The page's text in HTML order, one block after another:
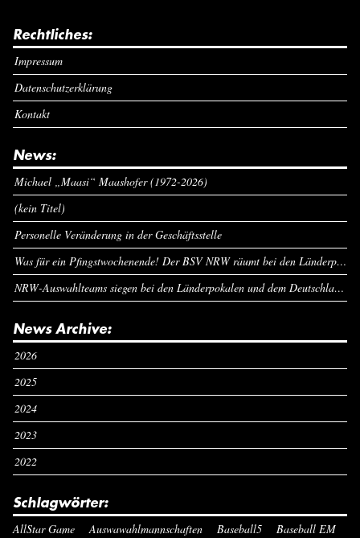
Rechtliches:
Impressum
Datenschutzerklärung
Kontakt
News:
Michael „Maasi“ Maashofer (1972-2026)
(kein Titel)
Personelle Veränderung in der Geschäftsstelle
Was für ein Pfingstwochenende! Der BSV NRW räumt bei den Länderpokalen ab
NRW-Auswahlteams siegen bei den Länderpokalen und dem Deutschlandcup an Pfingsten
News Archive:
2026
2025
2024
2023
2022
Schlagwörter:
AllStar Game Auswawahlmannschaften Baseball5 Baseball EM